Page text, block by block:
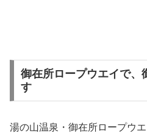
御在所ロープウエイで、
す
湯の山温泉・御在所ロープウ